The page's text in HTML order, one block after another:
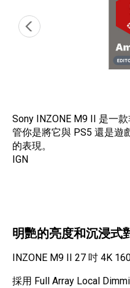
Sony INZONE M9 II 是一
管你是將它與 PS5 還是遊
的表現。
IGN
明艷的亮度和沉浸式
INZONE M9 II 27 吋 4K
採用 Full Array Local